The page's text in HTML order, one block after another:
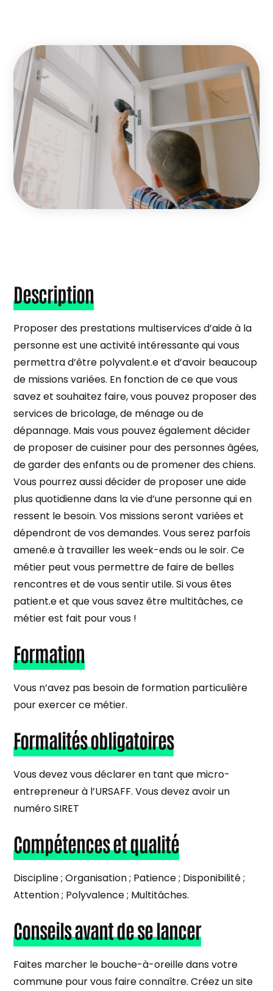
Description
Proposer des prestations multiservices d’aide à la
personne est une activité intéressante qui vous
permettra d’être polyvalent.e et d’avoir beaucoup
de missions variées. En fonction de ce que vous
savez et souhaitez faire, vous pouvez proposer des
services de bricolage, de ménage ou de
dépannage. Mais vous pouvez également décider
de proposer de cuisiner pour des personnes âgées,
de garder des enfants ou de promener des chiens.
Vous pourrez aussi décider de proposer une aide
plus quotidienne dans la vie d’une personne qui en
ressent le besoin. Vos missions seront variées et
dépendront de vos demandes. Vous serez parfois
amené.e à travailler les week-ends ou le soir. Ce
métier peut vous permettre de faire de belles
rencontres et de vous sentir utile. Si vous êtes
patient.e et que vous savez être multitâches, ce
métier est fait pour vous !
Formation
Vous n’avez pas besoin de formation particulière
pour exercer ce métier.
Formalités obligatoires
Vous devez vous déclarer en tant que micro-
entrepreneur à l’URSAFF. Vous devez avoir un
numéro SIRET
Compétences et qualité
Discipline ; Organisation ; Patience ; Disponibilité ;
Attention ; Polyvalence ; Multitâches.
Conseils avant de se lancer
Faites marcher le bouche-à-oreille dans votre
commune pour vous faire connaître. Créez un site